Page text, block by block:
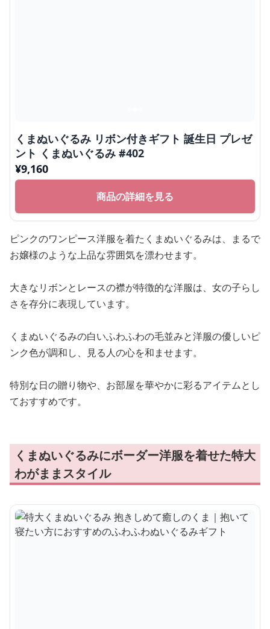
くまぬいぐるみ リボン付きギフト 誕生日 プレゼ
ント くまぬいぐるみ #402
¥9,160
商品の詳細を見る
ピンクのワンピース洋服を着たくまぬいぐるみは、まるで
お嬢様のような上品な雰囲気を漂わせます。
大きなリボンとレースの襟が特徴的な洋服は、女の子らし
さを存分に表現しています。
くまぬいぐるみの白いふわふわの毛並みと洋服の優しいピ
ンク色が調和し、見る人の心を和ませます。
特別な日の贈り物や、お部屋を華やかに彩るアイテムとし
ておすすめです。
くまぬいぐるみにボーダー洋服を着せた特大
わがままスタイル